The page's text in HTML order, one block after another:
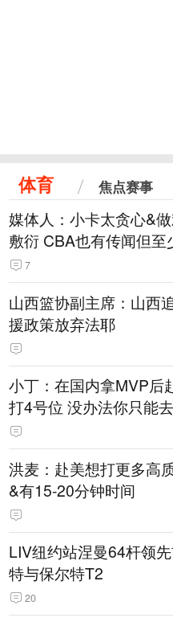
体育 焦点赛事
媒体人：小卡太贪心&
敷衍 CBA也有传闻但至
7
山西篮协副主席：山西
援政策放弃法耶
小丁：在国内拿MVP后
打4号位 没办法你只能
洪麦：赴美想打更多高
&有15-20分钟时间
LIV纽约站涅曼64杆领
特与保尔特T2
20